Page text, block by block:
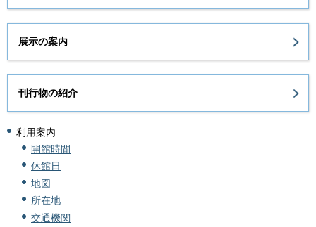
展示の案内
刊行物の紹介
利用案内
開館時間
休館日
地図
所在地
交通機関